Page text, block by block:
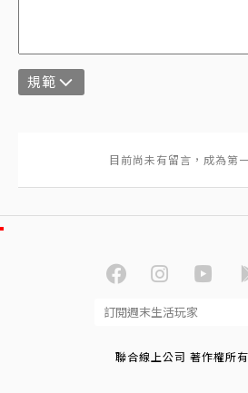
規範
聯合線上公司 著作權所